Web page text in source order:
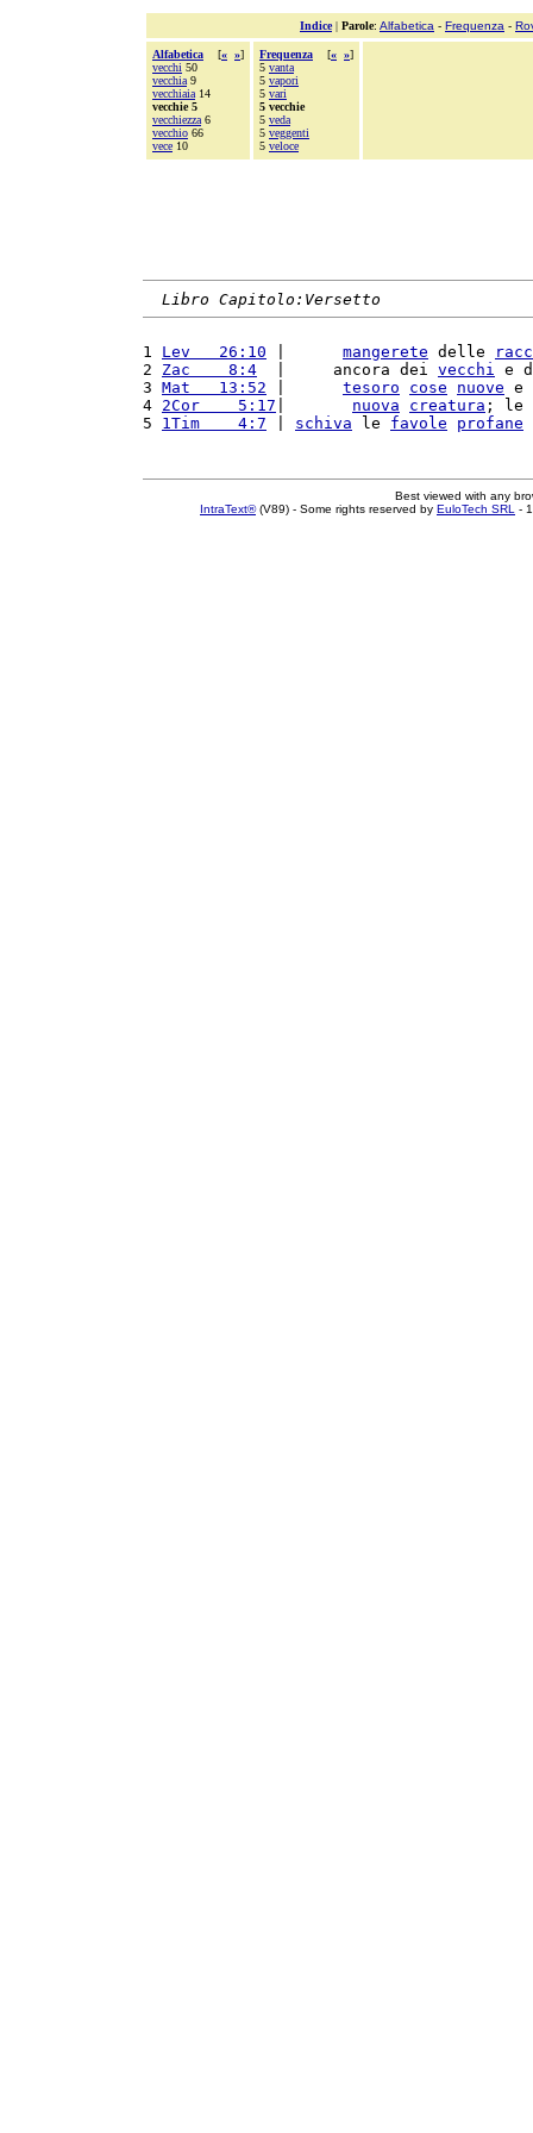
Indice| Parole: Alfabetica - Frequenza -
Alfabetica [« »]
vecchi 50
vecchia 9
vecchiaia 14
vecchie 5
vecchiezza 6
vecchio 66
vece 10
Frequenza [« »]
5 vanta
5 vapori
5 vari
5 vecchie
5 veda
5 veggenti
5 veloce
Libro Capitolo:Versetto
1 Lev   26:10 mangerete delle
2 Zac    8:4
  |     ancora dei
vecchi e
3 Mat   13:52 tesoro cose nuove e
4 2Cor    5:17 nuova creatura ; le
5 1Tim    4:7 schiva le favole profane
Best viewed with any
IntraText®(V89) - Some rights reserved by EuloTech SRL -